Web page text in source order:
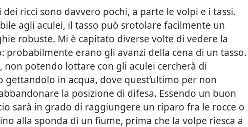
ricci sono davvero pochi, a parte le volpi e i tassi.
agli aculei, il tasso può srotolare facilmente un
robuste. Mi è capitato diverse volte di vedere la
probabilmente erano gli avanzi della cena di un tasso.
non potendo lottare con gli aculei cercherà di
gettandolo in acqua, dove quest’ultimo per non
la posizione di difesa. Essendo un buon
sarà in grado di raggiungere un riparo fra le rocce o
alla sponda di un fiume, prima che la volpe riesca a